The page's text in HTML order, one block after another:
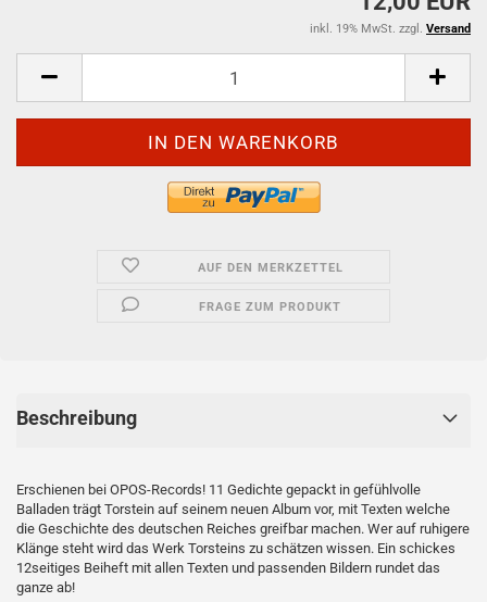
inkl. 19% MwSt. zzgl. Versand
AUF DEN MERKZETTEL
FRAGE ZUM PRODUKT
Beschreibung
Erschienen bei OPOS-Records! 11 Gedichte gepackt in gefühlvolle
Balladen trägt Torstein auf seinem neuen Album vor, mit Texten welche
die Geschichte des deutschen Reiches greifbar machen. Wer auf ruhigere
Klänge steht wird das Werk Torsteins zu schätzen wissen. Ein schickes
12seitiges Beiheft mit allen Texten und passenden Bildern rundet das
ganze ab!